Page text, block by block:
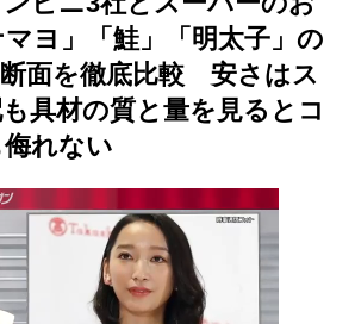
ヨ」「鮭」「明太子」の
面を徹底比較 安さはス
具材の質と量を見るとコ
れない